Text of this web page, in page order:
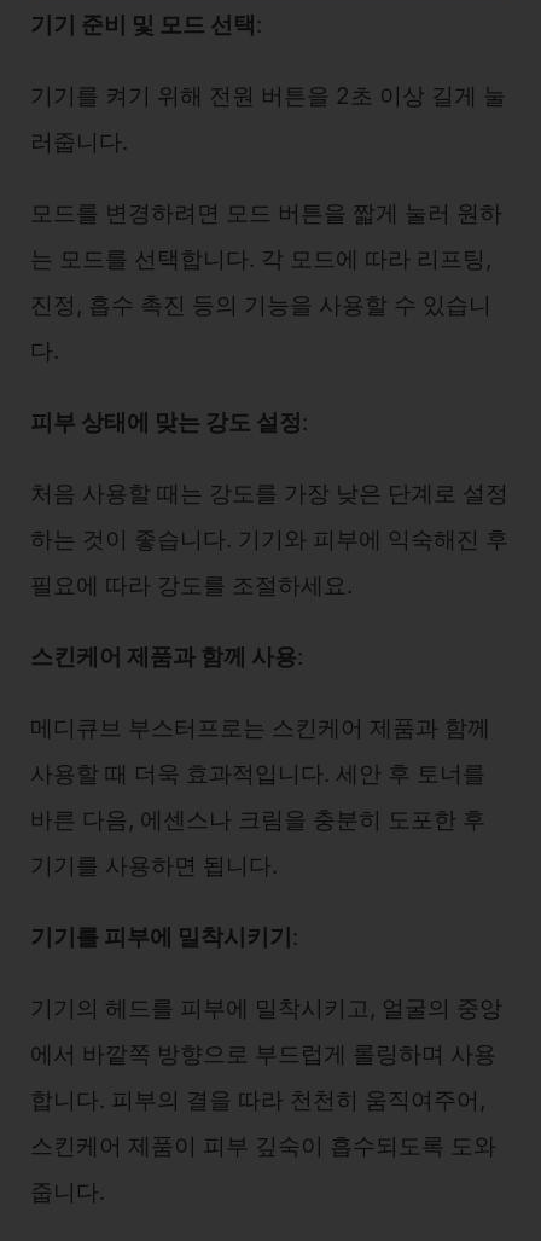
기기 준비 및 모드 선택 :
기기를 켜기 위해 전원 버튼을 2초 이상 길게 눌
러줍니다.
모드를 변경하려면 모드 버튼을 짧게 눌러 원하
는 모드를 선택합니다. 각 모드에 따라 리프팅,
진정, 흡수 촉진 등의 기능을 사용할 수 있습니
다.
피부 상태에 맞는 강도 설정:
처음 사용할 때는 강도를 가장 낮은 단계로 설정
하는 것이 좋습니다. 기기와 피부에 익숙해진 후
필요에 따라 강도를 조절하세요.
스킨케어 제품과 함께 사용:
메디큐브 부스터프로는 스킨케어 제품과 함께
사용할 때 더욱 효과적입니다. 세안 후 토너를
바른 다음, 에센스나 크림을 충분히 도포한 후
기기를 사용하면 됩니다.
기기를 피부에 밀착시키기 :
기기의 헤드를 피부에 밀착시키고, 얼굴의 중앙
에서 바깥쪽 방향으로 부드럽게 롤링하며 사용
합니다. 피부의 결을 따라 천천히 움직여주어,
스킨케어 제품이 피부 깊숙이 흡수되도록 도와
줍니다.